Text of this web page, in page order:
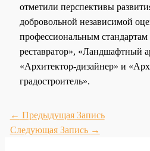
отметили перспективы
добровольной независимой
профессиональным
реставратор», «Ландшафтный
«Архитектор-дизайнер» и
градостроитель».
← Предыдущая Запись
Следующая Запись →